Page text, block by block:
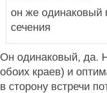
он же одинаковый
сечения
Он одинаковый, да.
обоих краев) и
в сторону встречи